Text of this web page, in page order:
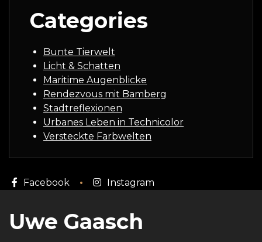
Categories
Bunte Tierwelt
Licht & Schatten
Maritime Augenblicke
Rendezvous mit Bamberg
Stadtreflexionen
Urbanes Leben in Technicolor
Versteckte Farbwelten
Facebook Instagram
Uwe Gaasch